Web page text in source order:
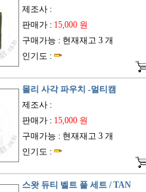
제조사 :
판매가 : 15,000 원
구매가능 : 현재재고 3 개
인기도 :
몰리 사각 파우치 -멀티캠
제조사 :
판매가 : 15,000 원
구매가능 : 현재재고 3 개
인기도 :
스왓 듀티 벨트 풀 세트 / TAN